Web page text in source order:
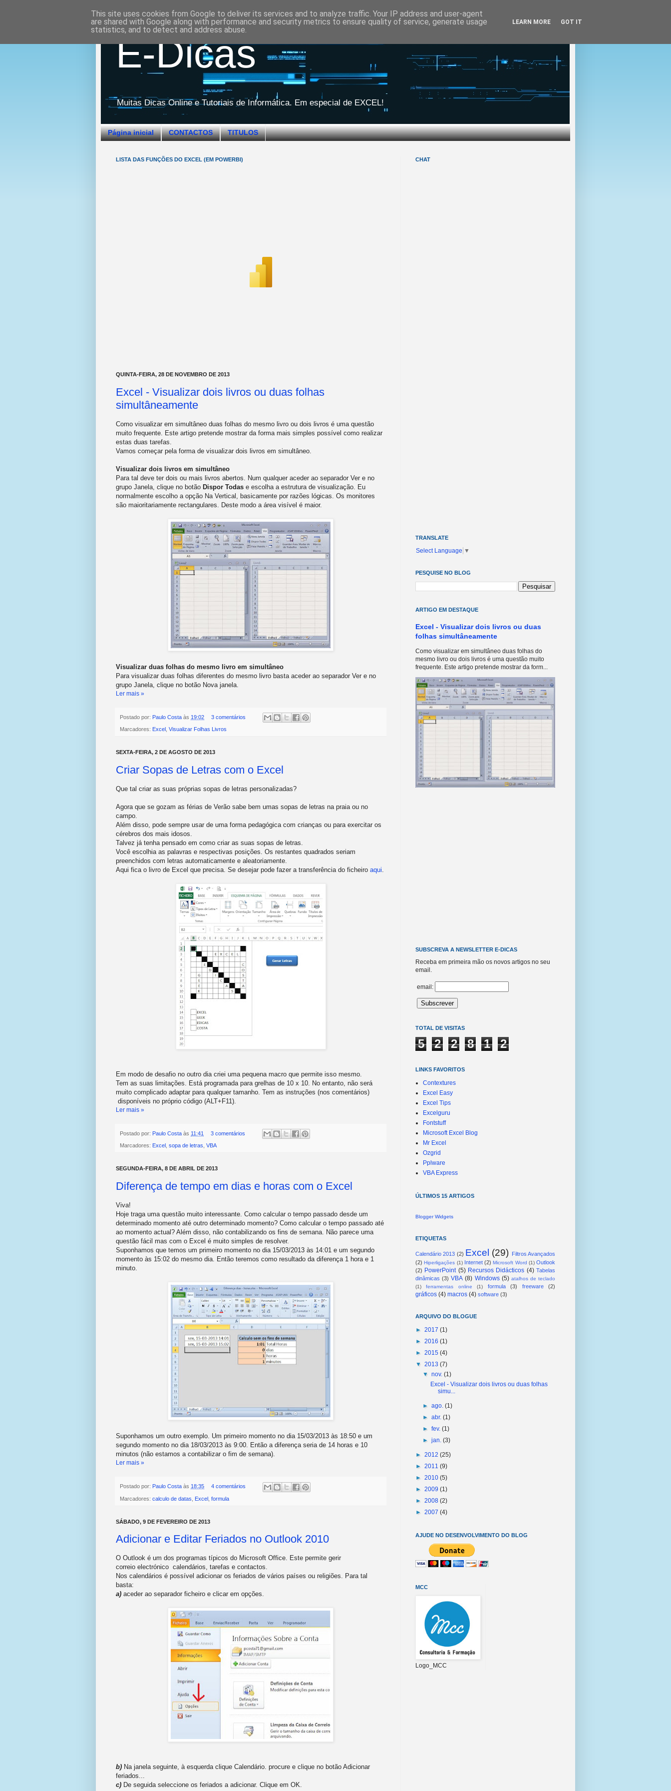
E-Dicas
Muitas Dicas Online e Tutoriais de Informática. Em especial de EXCEL!
Página inicial CONTACTOS TITULOS
LISTA DAS FUNÇÕES DO EXCEL (EM POWERBI)
QUINTA-FEIRA, 28 DE NOVEMBRO DE 2013
Excel - Visualizar dois livros ou duas folhas
simultâneamente
Como visualizar em simultâneo duas folhas do mesmo livro ou dois livros é uma questão
muito frequente. Este artigo pretende mostrar da forma mais simples possível como realizar
estas duas tarefas.
Vamos começar pela forma de visualizar dois livros em simultâneo.
Visualizar dois livros em simultâneo
Para tal deve ter dois ou mais livros abertos. Num qualquer aceder ao separador Ver e no
grupo Janela, clique no botão Dispor Todas e escolha a estrutura de visualização. Eu
normalmente escolho a opção Na Vertical, basicamente por razões lógicas. Os monitores
são maioritariamente rectangulares. Deste modo a área visível é maior.
Visualizar duas folhas do mesmo livro em simultâneo
Para visualizar duas folhas diferentes do mesmo livro basta aceder ao separador Ver e no
grupo Janela, clique no botão Nova janela.
Ler mais »
Postado por: Paulo Costa às 19:02 3 comentários
Marcadores: Excel Visualizar Folhas Livros
SEXTA-FEIRA, 2 DE AGOSTO DE 2013
Criar Sopas de Letras com o Excel
Que tal criar as suas próprias sopas de letras personalizadas?
Agora que se gozam as férias de Verão sabe bem umas sopas de letras na praia ou no
campo.
Além disso, pode sempre usar de uma forma pedagógica com crianças ou para exercitar os
cérebros dos mais idosos.
Talvez já tenha pensado em como criar as suas sopas de letras.
Você escolhia as palavras e respectivas posições. Os restantes quadrados seriam
preenchidos com letras automaticamente e aleatoriamente.
Aqui fica o livro de Excel que precisa. Se desejar pode fazer a transferência do ficheiro aqui.
Em modo de desafio no outro dia criei uma pequena macro que permite isso mesmo.
Tem as suas limitações. Está programada para grelhas de 10 x 10. No entanto, não será
muito complicado adaptar para qualquer tamanho. Tem as instruções (nos comentários)
disponíveis no próprio código (ALT+F11).
Ler mais »
Postado por: Paulo Costa às 11:41 3 comentários
Marcadores: Excel , sopa de letras, VBA
SEGUNDA-FEIRA, 8 DE ABRIL DE 2013
Diferença de tempo em dias e horas com o Excel
Viva!
Hoje traga uma questão muito interessante. Como calcular o tempo passado desde um
determinado momento até outro determinado momento? Como calcular o tempo passado até
ao momento actual? Além disso, não contabilizando os fins de semana. Não parece uma
questão fácil mas com o Excel é muito simples de resolver.
Suponhamos que temos um primeiro momento no dia 15/03/2013 às 14:01 e um segundo
momento às 15:02 do mesmo dia. Então teremos como resultado da diferença 1 hora e 1
minuto.
Suponhamos um outro exemplo. Um primeiro momento no dia 15/03/2013 às 18:50 e um
segundo momento no dia 18/03/2013 às 9:00. Então a diferença seria de 14 horas e 10
minutos (não estamos a contabilizar o fim de semana).
Ler mais »
Postado por: Paulo Costa às 18:35 4 comentários
Marcadores: calculo de datas Excel formula
SÁBADO, 9 DE FEVEREIRO DE 2013
Adicionar e Editar Feriados no Outlook 2010
O Outlook é um dos programas típicos do Microsoft Office. Este permite gerir
correio electrónico calendários, tarefas e contactos.
Nos calendários é possível adicionar os feriados de vários países ou religiões. Para tal
basta:
a) aceder ao separador ficheiro e clicar em opções.
b) Na janela seguinte, à esquerda clique Calendário. procure e clique no botão Adicionar
feriados...
c) De seguida seleccione os feriados a adicionar. Clique em OK.
CHAT
TRANSLATE
Select Language ▼
PESQUISE NO BLOG
ARTIGO EM DESTAQUE
Excel - Visualizar dois livros ou duas
folhas simultâneamente
Como visualizar em simultâneo duas folhas do
mesmo livro ou dois livros é uma questão muito
frequente. Este artigo pretende mostrar da form...
SUBSCREVA A NEWSLETTER E-DICAS
Receba em primeira mão os novos artigos no seu
email.
email:
TOTAL DE VISITAS
5 2 2 8 1 2
LINKS FAVORITOS
Contextures
Excel Easy
Excel Tips
Excelguru
Fontstuff
Microsoft Excel Blog
Mr Excel
Ozgrid
Pplware
VBA Express
ÚLTIMOS 15 ARTIGOS
Blogger Widgets
ETIQUETAS
Calendário 2013 (2) Excel (29) Filtros Avançados
(2) Hiperligações (1) Internet (2) Microsoft Word (1) Outlook
(2) PowerPoint (5) Recursos Didácticos (4) Tabelas
dinâmicas (3) VBA (8) Windows (5) atalhos de teclado
(1)
ferramentas online (1) formula (3) freeware (2)
gráficos (4) macros (4) software (3)
ARQUIVO DO BLOGUE
► 2017 (1)
► 2016 (1)
► 2015 (4)
▼ 2013 (7)
▼nov.(1)
Excel - Visualizar dois livros ou duas folhas
simu...
►ago.(1)
►abr.(1)
►fev.(1)
►jan.(3)
► 2012 (25)
► 2011 (9)
► 2010 (5)
► 2009 (1)
► 2008 (2)
► 2007 (4)
AJUDE NO DESENVOLVIMENTO DO BLOG
MCC
Logo_MCC
This site uses cookies from Google to deliver its services and to analyze traffic. Your IP address and user-agent
are shared with Google along with performance and security metrics to ensure quality of service, generate usage
statistics, and to detect and address abuse.
LEARN MORE GOT IT